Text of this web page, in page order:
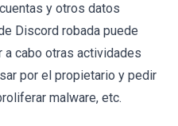
y otros datos
Discord robada puede
cabo otras actividades
por el propietario y pedir
malware, etc.